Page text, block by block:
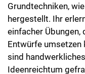
Grundtechniken,
hergestellt. Ihr
einfacher Übungen,
Entwürfe
sind
Ideenreichtum